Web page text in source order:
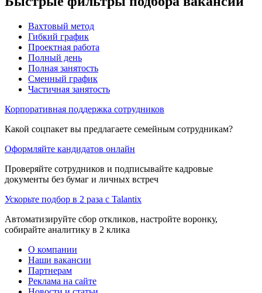
Вахтовый метод
Гибкий график
Проектная работа
Полный день
Полная занятость
Сменный график
Частичная занятость
Корпоративная поддержка сотрудников
Какой соцпакет вы предлагаете семейным сотрудникам?
Оформляйте кандидатов онлайн
Проверяйте сотрудников и подписывайте кадровые
документы без бумаг и личных встреч
Ускорьте подбор в 2 раза с Talantix
Автоматизируйте сбор откликов, настройте воронку,
собирайте аналитику в 2 клика
О компании
Наши вакансии
Партнерам
Реклама на сайте